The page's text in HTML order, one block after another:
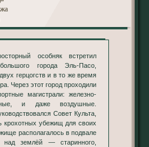
города Эль-Пасо,
герцогств и в то же время
Через этот город проходили
магистрали: железно-
и даже воздушные.
Совет Культа,
крохотных убежищ для своих
располагалось в подвале
над землёй — старинного,